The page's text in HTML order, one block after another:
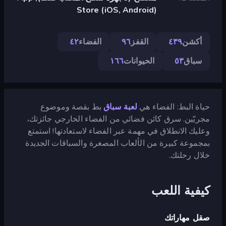
Store (iOS, Android)
أكشن٤٣٩ القفز٩٦ الفضاء٤٢
سباق٥٣ الحيوانات١٦٦
حياة البط: الفضاء هي لعبة سباقبط بقصة وموضوع
مجريّين. سرق كائن فضائي من الفضاء الخارجي جائزتك،
وعليك الانطلاق في مهمة عبر الفضاء لاستعادتها! استمتع
بمجموعة كبيرة من الألعاب المصغرة والسباقات الجديدة
خلال رحلتك.
كيفية اللعب
صقل مهاراتك